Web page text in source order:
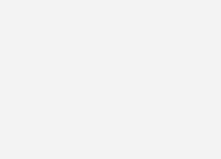
unsere Caritas-
unsere Forderung,
Gebäudesektor
dass die schlecht
am meisten